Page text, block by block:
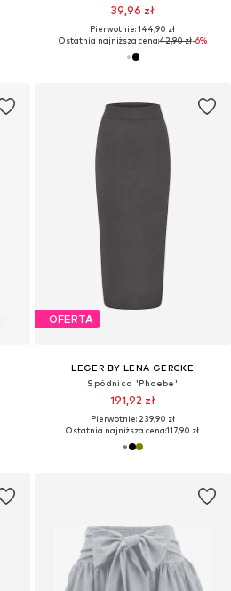
39,96 zł
Pierwotnie: 144,90 zł
Ostatnia najniższa cena:42,90 zł-6%
OFERTA
LEGER BY LENA GERCKE
Spódnica 'Phoebe'
191,92 zł
Pierwotnie: 239,90 zł
Ostatnia najniższa cena:117,90 zł